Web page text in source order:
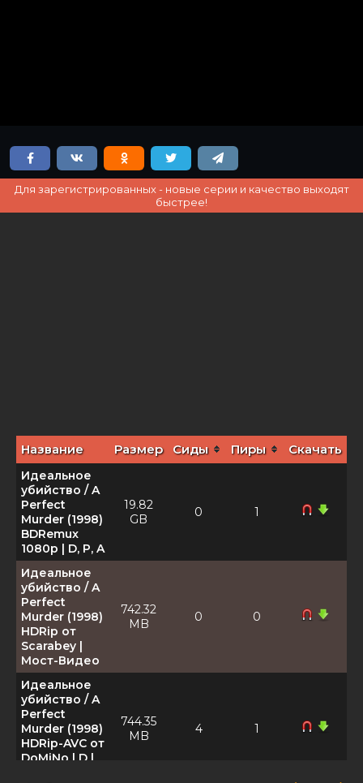
Для зарегистрированных - новые серии и качество выходят
быстрее!
Название Размер Сиды Пиры Скачать
Идеальное
убийство / A
Perfect
Murder (1998)
BDRemux
1080p | D, P, A
19.82
GB
0 1
Идеальное
убийство / A
Perfect
Murder (1998)
HDRip от
Scarabey |
Мост-Видео
742.32
MB
0 0
Идеальное
убийство / A
Perfect
Murder (1998)
HDRip-AVC от
DoMiNo | D |
744.35
MB
4 1